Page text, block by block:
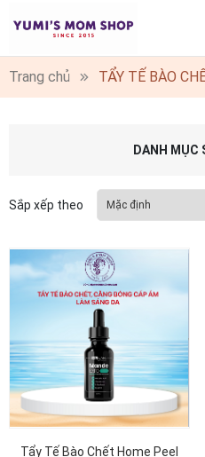
0
Trang chủ TẨY TẾ BÀO
DANH MỤC
Sắp xếp theo
Tẩy Tế Bào Chết Home Peel